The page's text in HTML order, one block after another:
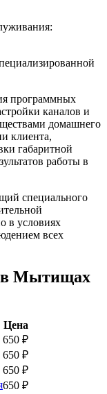
программных
каналов и
домашнего
клиента,
габаритной
работы в
специального
в условиях
всех
в Мытищах
Цена
650 ₽
650 ₽
650 ₽
650 ₽